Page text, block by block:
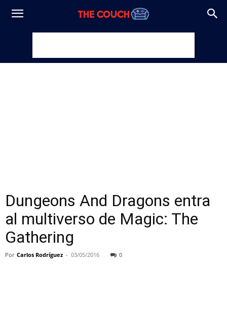
Dungeons And Dragons entra
al multiverso de Magic: The
Gathering
Por Carlos Rodríguez - 03/05/2016 0